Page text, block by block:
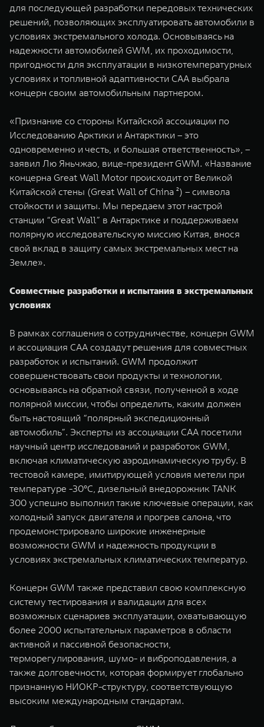
для последующей разработки передовых технических
решений, позволяющих эксплуатировать автомобили в
условиях экстремального холода. Основываясь на
надежности автомобилей GWM, их проходимости,
пригодности для эксплуатации в низкотемпературных
условиях и топливной адаптивности CAA выбрала
концерн своим автомобильным партнером.
«Признание со стороны Китайской ассоциации по
Исследованию Арктики и Антарктики – это
одновременно и честь, и большая ответственность», –
заявил Лю Яньчжао, вице-президент GWM. «Название
концерна Great Wall Motor происходит от Великой
Китайской стены (Great Wall of China ²) – символа
стойкости и защиты. Мы передаем этот настрой
станции “Great Wall” в Антарктике и поддерживаем
полярную исследовательскую миссию Китая, внося
свой вклад в защиту самых экстремальных мест на
Земле».
Совместные разработки и испытания в экстремальных
условиях
В рамках соглашения о сотрудничестве, концерн GWM
и ассоциация CAA создадут решения для совместных
разработок и испытаний. GWM продолжит
совершенствовать свои продукты и технологии,
основываясь на обратной связи, полученной в ходе
полярной миссии, чтобы определить, каким должен
быть настоящий “полярный экспедиционный
автомобиль”. Эксперты из ассоциации CAA посетили
научный центр исследований и разработок GWM,
включая климатическую аэродинамическую трубу. В
тестовой камере, имитирующей условия метели при
температуре -30°C, дизельный внедорожник TANK
300 успешно выполнил такие ключевые операции, как
холодный запуск двигателя и прогрев салона, что
продемонстрировало широкие инженерные
возможности GWM и надежность продукции в
условиях экстремальных климатических температур.
Концерн GWM также представил свою комплексную
систему тестирования и валидации для всех
возможных сценариев эксплуатации, охватывающую
более 2000 испытательных параметров в области
активной и пассивной безопасности,
терморегулирования, шумо- и виброподавления, а
также долговечности, которая формирует глобально
признанную НИОКР-структуру, соответствующую
высоким международным стандартам.